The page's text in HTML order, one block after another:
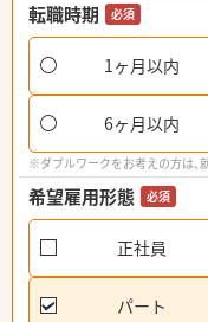
転職時期 必須
1ヶ月以内
6ヶ月以内
※ダブルワークをお考えの方は、
希望雇用形態 必須
正社員
パート